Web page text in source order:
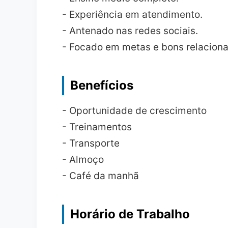
- Experiência em atendimento.
- Antenado nas redes sociais.
- Focado em metas e bons
Benefícios
- Oportunidade de crescimento
- Treinamentos
- Transporte
- Almoço
- Café da manhã
Horário de Trabalho